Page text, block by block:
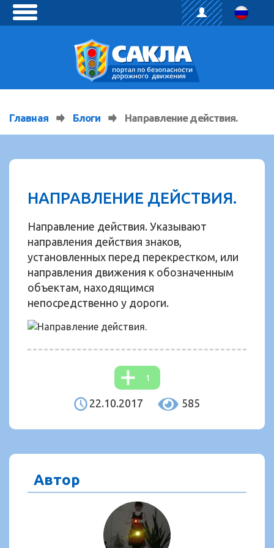
toggle
Главная Блоги Направление действия.
НАПРАВЛЕНИЕ ДЕЙСТВИЯ.
Направление действия. Указывают
направления действия знаков,
установленных перед перекрестком, или
направления движения к обозначенным
объектам, находящимся
непосредственно у дороги.
1
22.10.2017 585
Автор